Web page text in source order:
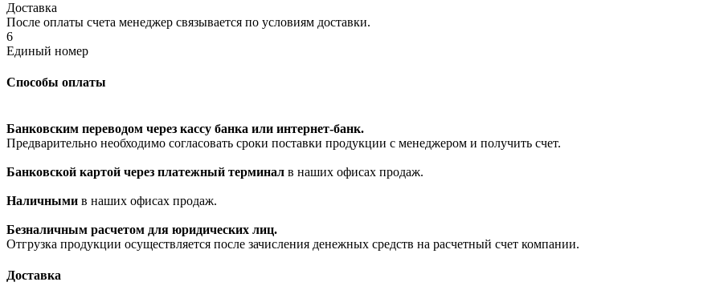
Доставка
После оплаты счета менеджер связывается по условиям доставки.
6
Единый номер
Способы оплаты
Банковским переводом через кассу банка или интернет-банк.
Предварительно необходимо согласовать сроки поставки продукции с менеджером и получить счет.
Банковской картой через платежный терминал в наших офисах продаж.
Наличными в наших офисах продаж.
Безналичным расчетом для юридических лиц.
Отгрузка продукции осуществляется после зачисления денежных средств на расчетный счет компании.
Доставка